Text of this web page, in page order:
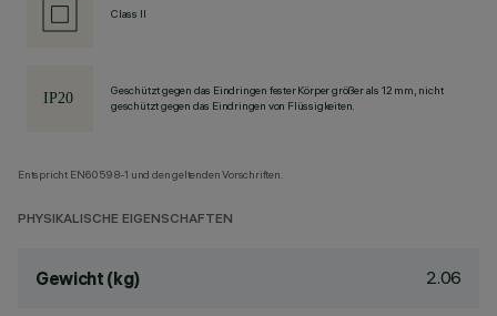
Class II
Geschützt gegen das Eindringen fester Körper größer als 12 mm, nicht
geschützt gegen das Eindringen von Flüssigkeiten.
Entspricht EN60598-1 und den geltenden Vorschriften.
PHYSIKALISCHE EIGENSCHAFTEN
Gewicht (kg) 2.06